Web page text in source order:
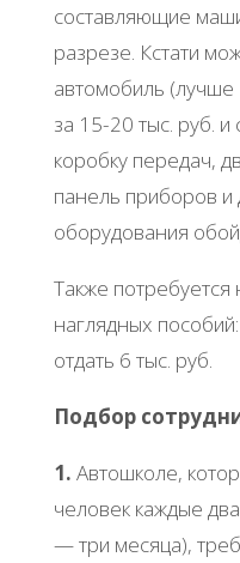
составляющие
разрезе. Кстати
автомобиль (лучше
за 15-20 тыс. руб.
коробку передач,
панель приборов и
оборудования
Также потребуется
наглядных
отдать 6 тыс. руб.
Подбор
1. Автошколе,
человек каждые
— три месяца),